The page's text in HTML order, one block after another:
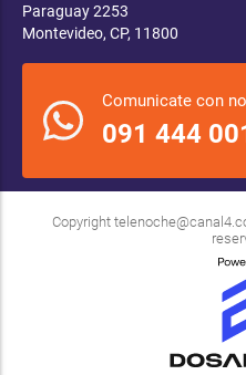
Paraguay 2253
Montevideo, CP, 11800
Comunicate con
091 444
Copyright